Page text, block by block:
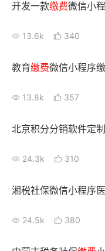
有赞成功案例
面对面聊增长
有赞春季发布会
新零售大会
产品更新动态
开发一款缴费微信小程
13.6k 340
教育缴费微信小程序
13.8k 357
北京积分分销软件定
24.3k 310
湘税社保微信小程序
24.5k 380